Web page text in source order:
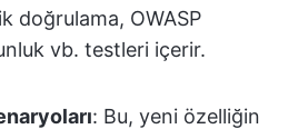
doğrulama, OWASP
vb. testleri içerir.
: Bu, yeni özelliğin